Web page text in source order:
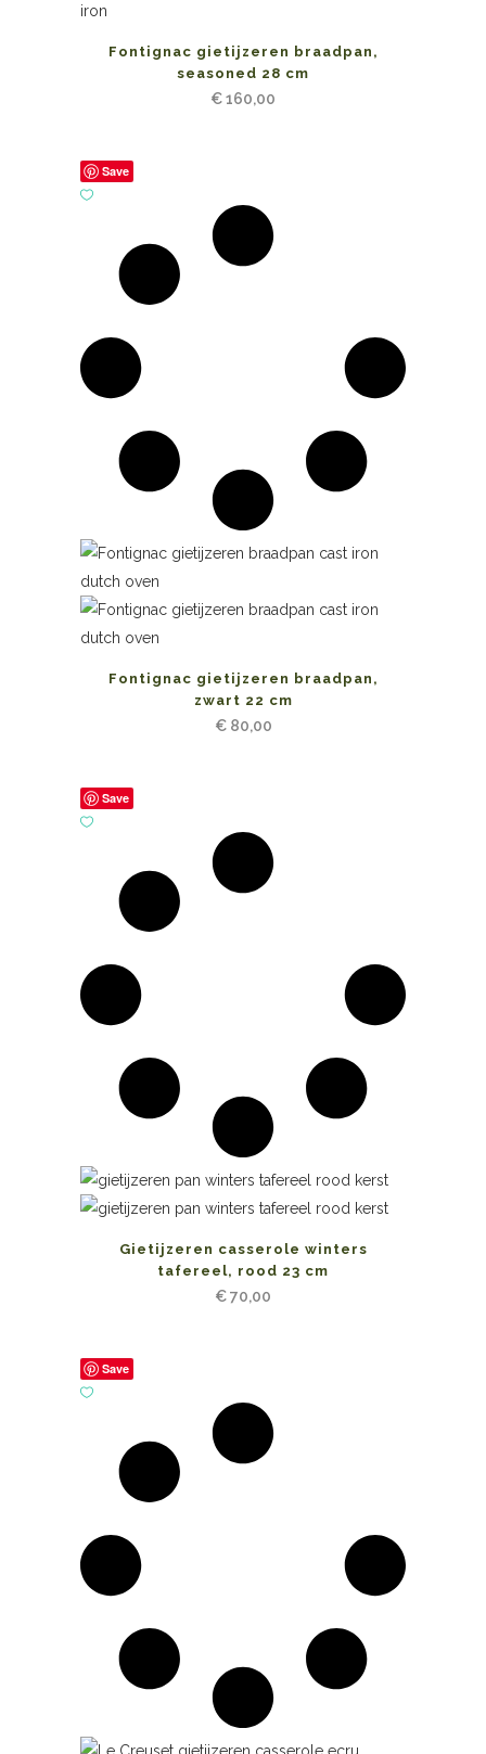
Fontignac gietijzeren braadpan,
seasoned 28 cm
€160,00
Save
Fontignac gietijzeren braadpan,
zwart 22 cm
€80,00
Save
Gietijzeren casserole winters
tafereel, rood 23 cm
€70,00
Save